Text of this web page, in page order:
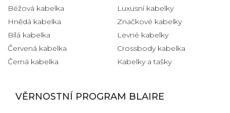
Béžová kabelka
Hnědá kabelka
Bílá kabelka
Červená kabelka
Černá kabelka
Luxusní kabelky
Značkové kabelky
Levné kabelky
Crossbody kabelka
Kabelky a tašky
VĚRNOSTNÍ PROGRAM BLAIRE